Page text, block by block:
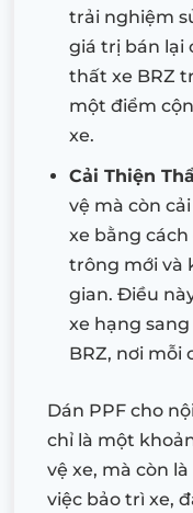
trải nghiệm
giá trị bán lại
thất xe BRZ
một điểm
xe.
Cải Thiện
vệ mà còn
xe bằng
trông mới và
gian. Điều
xe hạng
BRZ, nơi mỗi
Dán PPF cho
chỉ là một
vệ xe, mà còn
việc bảo trì xe,